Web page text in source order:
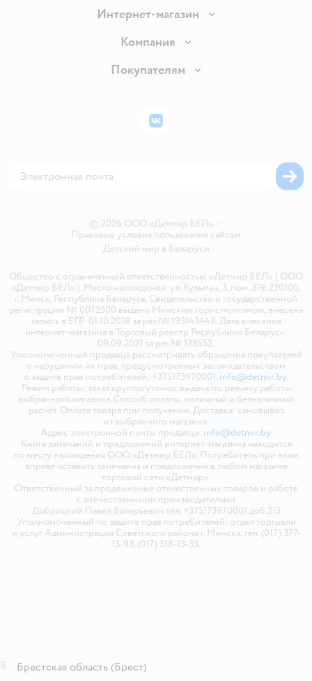
Интернет-магазин
Доставка и оплата
Правила продажи
Политика использования файлов cookie
Компания
Вакансии
Покупателям
Бонусные карты
© 2026 ООО «Детмир БЕЛ» •
Правовые условия пользования сайтом
Детский мир в Беларуси
Общество с ограниченной ответственностью «Детмир БЕЛ» ( ООО
«Детмир БЕЛ» ). Место нахождения: ул. Кульман, 3, пом. 319, 220100,
г. Минск, Республика Беларусь. Свидетельство о государственной
регистрации № 0072500 выдано Минским горисполкомом, внесена
запись в ЕГР 01.10.2018 за рег.№ 193143448. Дата внесения
интернет-магазина в Торговый реестр Республики Беларусь:
09.09.2021 за рег.№ 518552.
Уполномоченный продавца рассматривать обращения покупателей
о нарушении их прав, предусмотренных законодательством
о защите прав потребителей: +375173970001, info@detmir.by.
Режим работы: заказ круглосуточно, выдача по режиму работы
выбранного магазина. Способ оплаты: наличный и безналичный
расчёт. Оплата товара при получении. Доставка: самовывоз
из выбранного магазина.
Адрес электронной почты продавца: info@detmir.by
Книга замечаний и предложений интернет-магазина находится
по месту нахождения ООО «Детмир БЕЛ». Потребитель при этом
вправе оставить замечания и предложения в любом магазине
торговой сети «Детмир».
Ответственный за продвижение отечественных товаров и работе
с отечественными производителями
Добрицкий Павел Валерьевич тел. +375173970001 доб.213
Уполномоченный по защите прав потребителей: отдел торговли
и услуг Администрация Советского района г. Минска, тел. (017) 377-
13-93, (017) 318-13-33.
ВКонтакте
Брестская область (Брест)